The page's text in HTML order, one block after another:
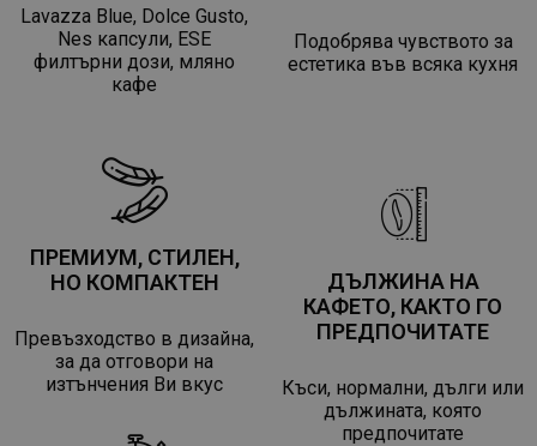
Lavazza Blue, Dolce Gusto,
Nes капсули, ESE
филтърни дози, мляно
кафе
Подобрява чувството за
естетика във всяка кухня
ПРЕМИУМ, СТИЛЕН,
НО КОМПАКТЕН
Превъзходство в дизайна,
за да отговори на
изтънчения Ви вкус
ДЪЛЖИНА НА
КАФЕТО, КАКТО ГО
ПРЕДПОЧИТАТЕ
Къси, нормални, дълги или
дължината, която
предпочитате